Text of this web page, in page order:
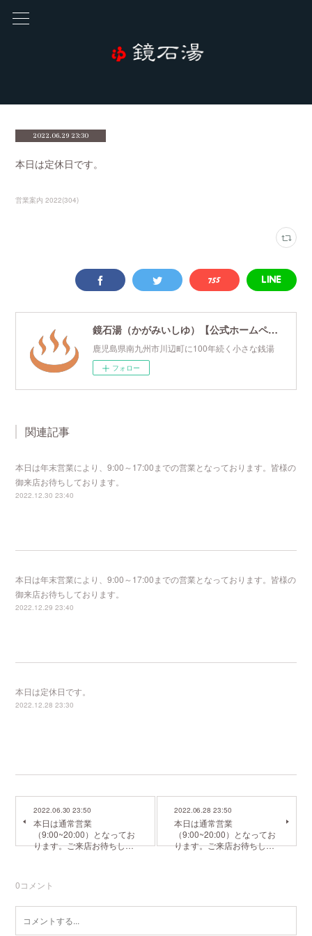
2022.06.29 23:30
本日は定休日です。
営業案内 2022(304)
鏡石湯（かがみいしゆ）【公式ホームページ】
鹿児島県南九州市川辺町に100年続く小さな銭湯
フォロー
関連記事
本日は年末営業により、9:00～17:00までの営業となっております。皆様の
御来店お待ちしております。
2022.12.30 23:40
本日は年末営業により、9:00～17:00までの営業となっております。皆様の
御来店お待ちしております。
2022.12.29 23:40
本日は定休日です。
2022.12.28 23:30
2022.06.30 23:50
本日は通常営業
（9:00~20:00）となってお
ります。ご来店お待ちし…
2022.06.28 23:50
本日は通常営業
（9:00~20:00）となってお
ります。ご来店お待ちし…
0コメント